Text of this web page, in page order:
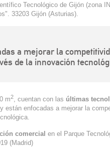
Tecnológico de Gijón (zona
33203 Gijón (Asturias).
a mejorar la
de la innovación
m2, cuentan con las últimas
están enfocadas a mejorar la
comercial en el Parque
(Madrid)